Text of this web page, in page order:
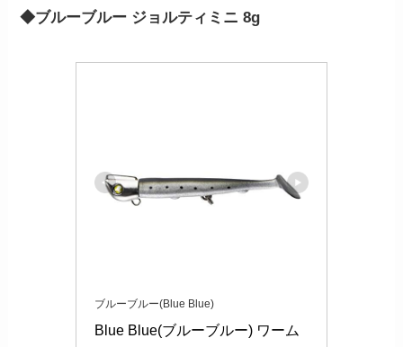
◆ブルーブルー ジョルティミニ 8g
ブルーブルー(Blue Blue)
Blue Blue(ブルーブルー) ワーム